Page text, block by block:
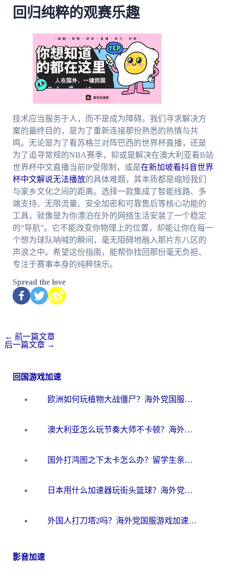
回归纯粹的观赛乐趣
技术应当服务于人，而不是成为障碍。我们寻求解决方
案的最终目的，是为了重新连接那份熟悉的热情与共
鸣。无论是为了看苏格兰对阵巴西的世界杯直播，还是
为了追寻常规的NBA赛季，抑或是解决在澳大利亚看B站
世界杯中文直播当前IP受限制，或是在新加坡看抖音世界
杯中文解说无法播放的具体难题，其本质都是缩短我们
与家乡文化之间的距离。选择一款集成了智能线路、多
端支持、无限流量、安全加密和可靠售后等核心功能的
工具，就像是为你漂泊在外的网络生活安装了一个稳定
的“导航”。它不能改变你物理上的位置，却能让你在每一
个想为球队呐喊的瞬间，毫无阻碍地融入那片东八区的
声浪之中。希望这份指南，能帮你找回那份毫无负担、
专注于赛事本身的纯粹快乐。
Spread the love
← 前一篇文章
后一篇文章 →
回国游戏加速
欧洲如何玩植物大战僵尸？海外党国服游戏加速避坑指南（附实测对比）
澳大利亚怎么玩节奏大师不卡顿？海外党国服游戏加速终极指南
国外打鸿图之下太卡怎么办？留学生亲测有效的国服游戏加速方案
日本用什么加速器玩街头篮球？海外党国服游戏不卡顿的终极攻略
外国人打刀塔2吗？海外党国服游戏加速避坑全攻略
影音加速